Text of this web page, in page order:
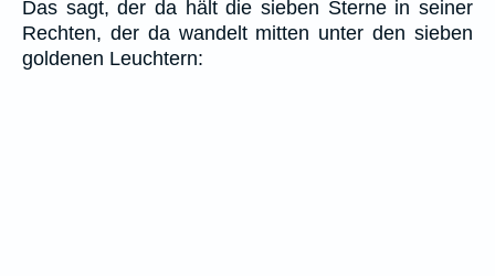
Das sagt, der da hält die sieben Sterne in seiner
Rechten, der da wandelt mitten unter den sieben
goldenen Leuchtern: